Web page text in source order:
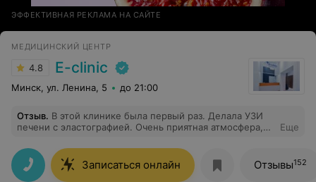
ЭФФЕКТИВНАЯ РЕКЛАМА НА САЙТЕ
МЕДИЦИНСКИЙ ЦЕНТР
4.8 E-clinic
Минск, ул. Ленина, 5 до 21:00
Отзыв. В этой клинике была первый раз. Делала УЗИ
печени с эластографией. Очень приятная атмосфера,
благодарность врачу Черненко Н.И. за
профессионализм, отзывчивость и внимание. Я очень
рекомендую!
Еще
Записаться онлайн Отзывы152